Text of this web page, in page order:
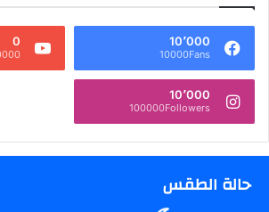
10٬000
10000Fans
0
10٬000
100000Followers
حالة الطقس